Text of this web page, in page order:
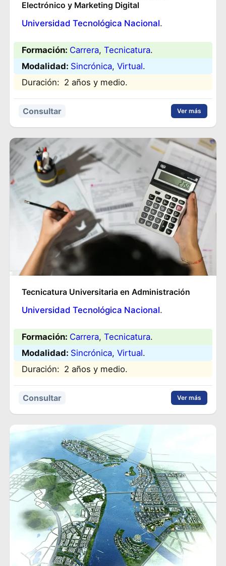
Electrónico y Marketing Digital
Universidad Tecnológica Nacional.
Formación: Carrera, Tecnicatura.
Modalidad: Sincrónica, Virtual.
Duración: 2 años y medio.
Consultar Ver más
Tecnicatura Universitaria en Administración
Universidad Tecnológica Nacional.
Formación: Carrera, Tecnicatura.
Modalidad: Sincrónica, Virtual.
Duración: 2 años y medio.
Consultar Ver más